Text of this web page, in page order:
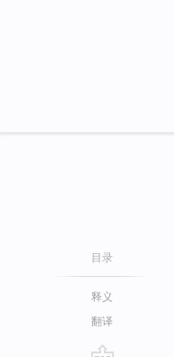
目录
释义
翻译